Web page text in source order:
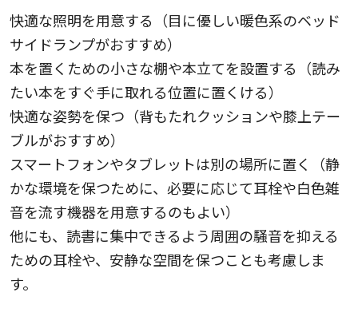
快適な照明を用意する（目に優しい暖色系のベッド
サイドランプがおすすめ）
本を置くための小さな棚や本立てを設置する（読み
たい本をすぐ手に取れる位置に置くける）
快適な姿勢を保つ（背もたれクッションや膝上テー
ブルがおすすめ）
スマートフォンやタブレットは別の場所に置く（静
かな環境を保つために、必要に応じて耳栓や白色雑
音を流す機器を用意するのもよい）
他にも、読書に集中できるよう周囲の騒音を抑える
ための耳栓や、安静な空間を保つことも考慮しま
す。